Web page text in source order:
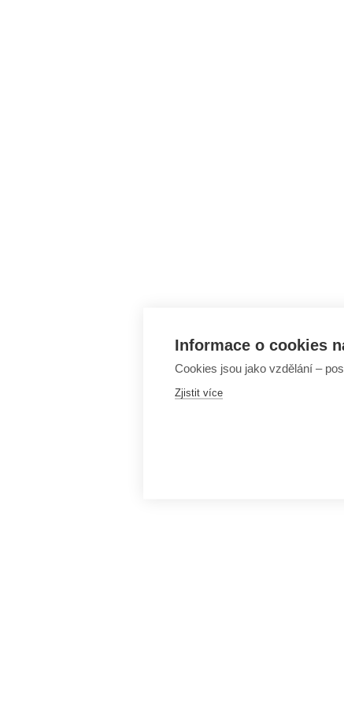
Informace o cookies
Cookies jsou jako vzdělání –
Zjistit více